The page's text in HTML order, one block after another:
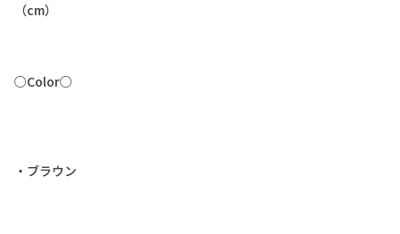
（cm）
○Color○
・ ブラウン